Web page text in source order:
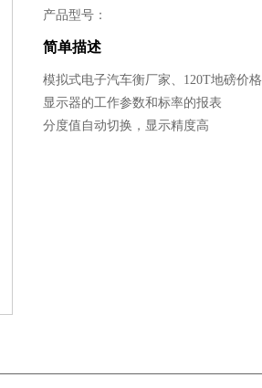
产品型号：
简单描述
模拟式电子汽车衡厂家、120T地磅价格
显示器的工作参数和标率的报表
分度值自动切换，显示精度高